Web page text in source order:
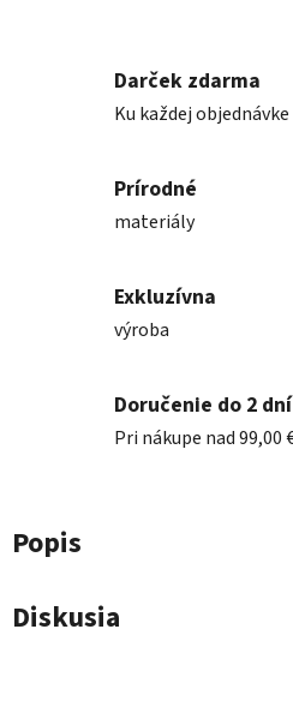
Darček zdarma
Ku každej objednávke
Prírodné
materiály
Exkluzívna
výroba
Doručenie do 2 dní
Pri nákupe nad
Popis
Diskusia